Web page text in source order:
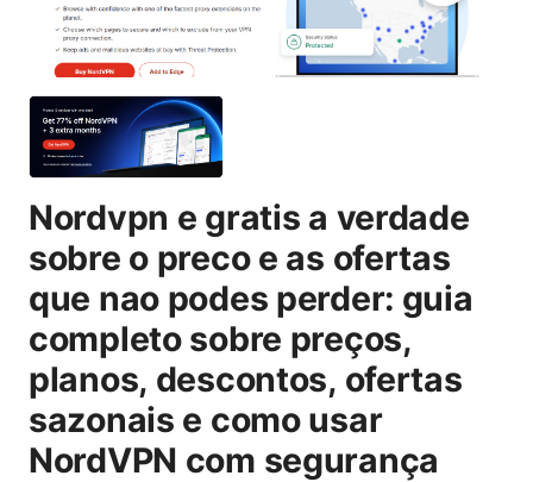
Nordvpn e gratis a verdade
sobre o preco e as ofertas
que nao podes perder: guia
completo sobre preços,
planos, descontos, ofertas
sazonais e como usar
NordVPN com segurança